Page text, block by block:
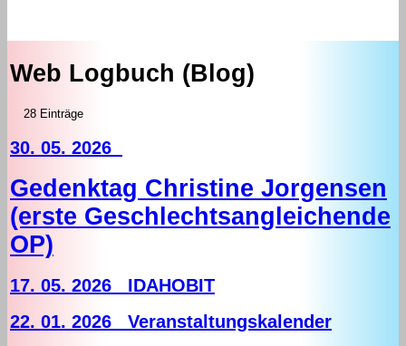
Web Logbuch (Blog)
28 Einträge
30. 05. 2026
Gedenktag Christine Jorgensen
(erste Geschlechtsangleichende
OP)
17. 05. 2026 IDAHOBIT
22. 01. 2026 Veranstaltungskalender